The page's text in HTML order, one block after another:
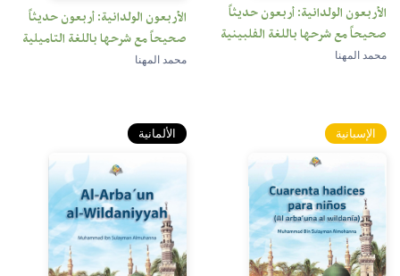
الأربعون الولدانية: أربعون حديثاً
صحيحاً مع شرحها باللغة التاميلية
محمد المهنا
الأربعون الولدانية: أربعون حديثاً
صحيحاً مع شرحها باللغة الفلبينية
محمد المهنا
الألمانية الإسبانية